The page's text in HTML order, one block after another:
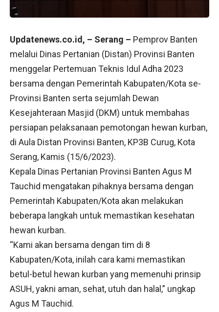
Updatenews.co.id, – Serang – Pemprov Banten
melalui Dinas Pertanian (Distan) Provinsi Banten
menggelar Pertemuan Teknis Idul Adha 2023
bersama dengan Pemerintah Kabupaten/Kota se-
Provinsi Banten serta sejumlah Dewan
Kesejahteraan Masjid (DKM) untuk membahas
persiapan pelaksanaan pemotongan hewan kurban,
di Aula Distan Provinsi Banten, KP3B Curug, Kota
Serang, Kamis (15/6/2023).
Kepala Dinas Pertanian Provinsi Banten Agus M
Tauchid mengatakan pihaknya bersama dengan
Pemerintah Kabupaten/Kota akan melakukan
beberapa langkah untuk memastikan kesehatan
hewan kurban.
“Kami akan bersama dengan tim di 8
Kabupaten/Kota, inilah cara kami memastikan
betul-betul hewan kurban yang memenuhi prinsip
ASUH, yakni aman, sehat, utuh dan halal,” ungkap
Agus M Tauchid.